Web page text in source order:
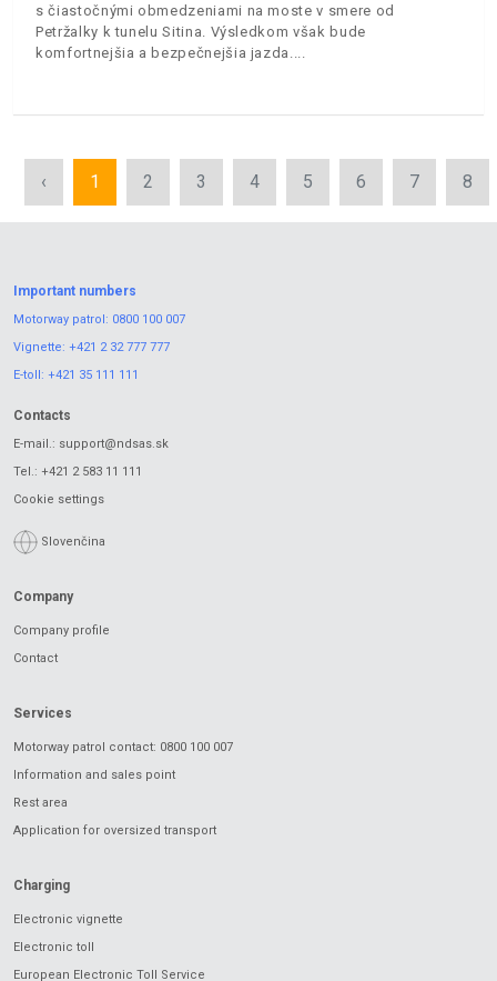
s čiastočnými obmedzeniami na moste v smere od
Petržalky k tunelu Sitina. Výsledkom však bude
komfortnejšia a bezpečnejšia jazda.
‹ 1 2 3 4 5 6 7 8
Important numbers
Motorway patrol: 0800 100 007
Vignette: +421 2 32 777 777
E-toll: +421 35 111 111
Contacts
E-mail.: support@ndsas.sk
Tel.: +421 2 583 11 111
Cookie settings
Slovenčina
Company
Company profile
Contact
Services
Motorway patrol contact: 0800 100 007
Information and sales point
Rest area
Application for oversized transport
Charging
Electronic vignette
Electronic toll
European Electronic Toll Service